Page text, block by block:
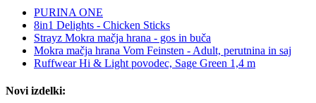
PURINA ONE
8in1 Delights - Chicken Sticks
Strayz Mokra mačja hrana - gos in buča
Mokra mačja hrana Vom Feinsten - Adult, perutnina in saj
Ruffwear Hi & Light povodec, Sage Green 1,4 m
Novi izdelki: